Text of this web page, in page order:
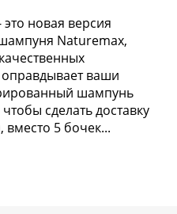
новая версия
Naturemax,
ваши
шампунь
чтобы сделать доставку
5 бочек...